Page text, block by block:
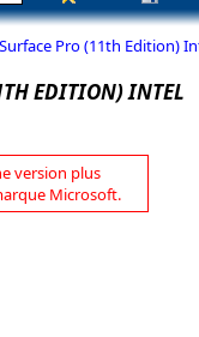
Pro (11th Edition)
EDITION) INTEL
version plus
Microsoft.